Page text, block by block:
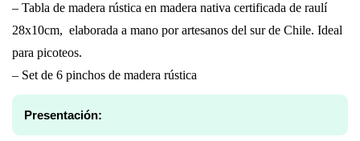
– Tabla de madera rústica en madera nativa certificada de raulí
28x10cm, elaborada a mano por artesanos del sur de Chile. Ideal
para picoteos.
– Set de 6 pinchos de madera rústica
Presentación: